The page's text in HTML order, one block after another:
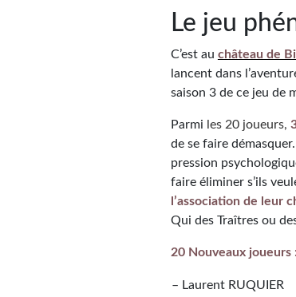
Le jeu
C’est au château de
lancent dans
saison 3 de ce jeu de
Parmi les 20 joueurs,
de se faire
pression
faire éliminer s’ils
l’association de leur
Qui des Traîtres ou
20 Nouveaux joueurs :
– Laurent RUQUIER